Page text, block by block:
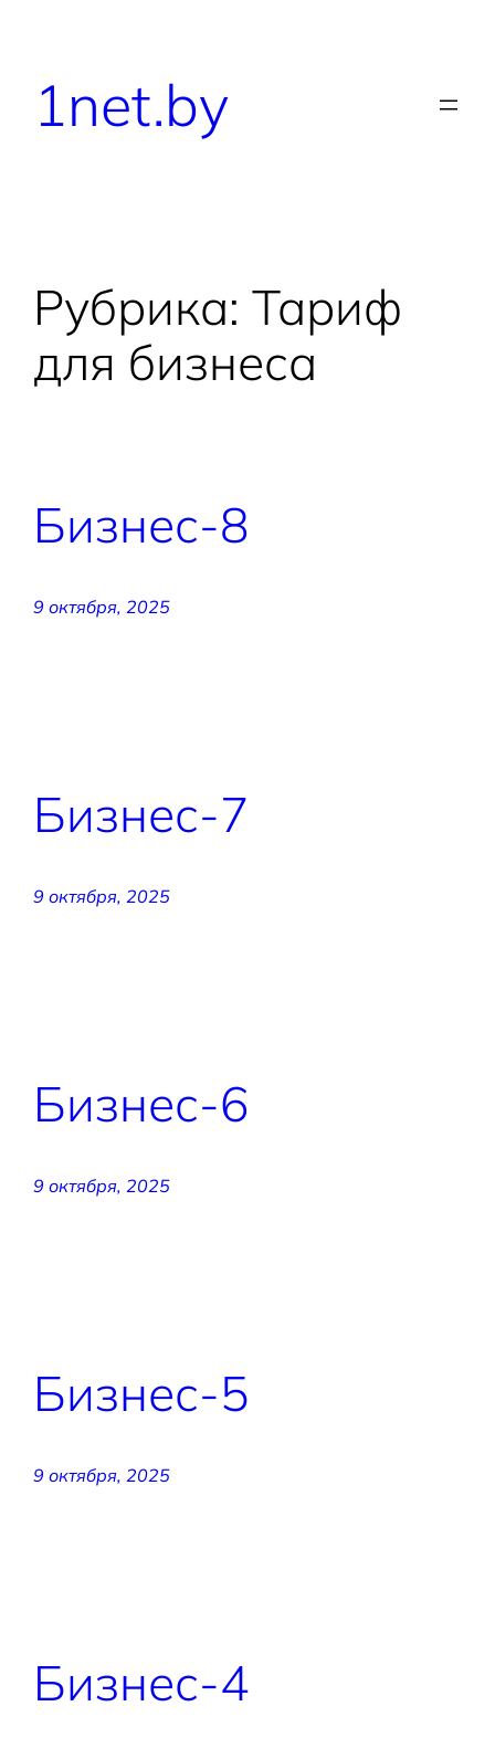
1net.by
Рубрика:Тариф
для бизнеса
Бизнес-8
9 октября, 2025
Бизнес-7
9 октября, 2025
Бизнес-6
9 октября, 2025
Бизнес-5
9 октября, 2025
Бизнес-4